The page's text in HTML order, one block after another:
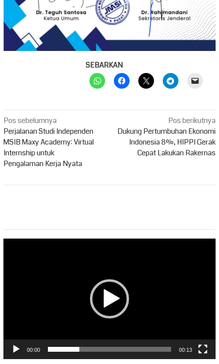
SEBARKAN
Navigasi
pos
Pos sebelumnya
Perjalanan Studi Independen
MSIB Maxy Academy: Virtual
Internship untuk
Pengalaman Kerja Nyata
Pos berikutnya
Dukung Pertumbuhan Ekonomi
Indonesia 8%, HIPPI Gerak
Cepat Lakukan Rakernas
00:00 00:13